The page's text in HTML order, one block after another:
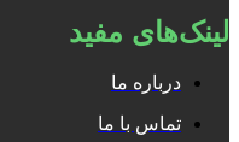
لینک‌های مفید
درباره ما
تماس با ما